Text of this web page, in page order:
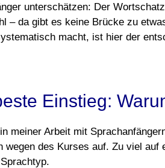
unterschätzen: Der
– da gibt es keine Brücke zu
macht, ist hier der
Einstieg:
meiner Arbeit mit
wegen des Kurses auf. Zu viel